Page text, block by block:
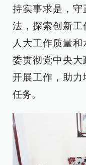
持实事求是，守
法，探索创新工
人大工作质量
委贯彻党中央大
开展工作，助力
任务。